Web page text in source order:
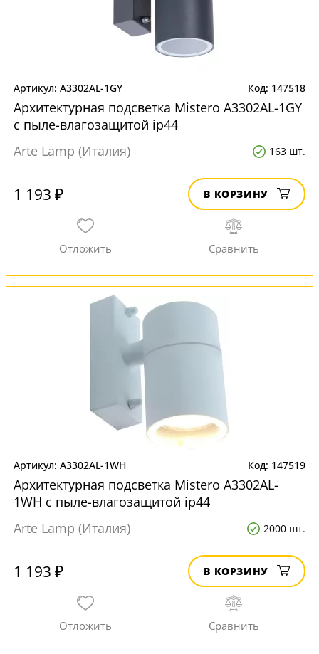
A3302AL-1GY 147518
Архитектурная подсветка Mistero A3302AL-1GY
с пыле-влагозащитой ip44
Arte Lamp (Италия)
163 шт.
1 193 ₽ В КОРЗИНУ
A3302AL-1WH 147519
Архитектурная подсветка Mistero A3302AL-
1WH с пыле-влагозащитой ip44
Arte Lamp (Италия)
2000 шт.
1 193 ₽ В КОРЗИНУ